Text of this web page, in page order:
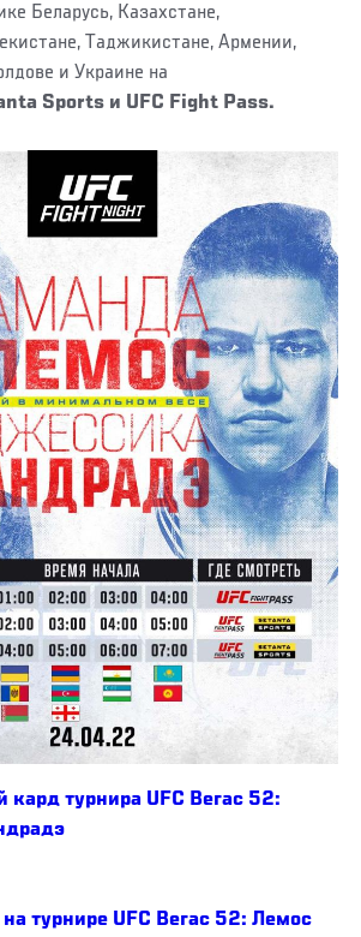
Беларусь, Казахстане,
Таджикистане, Армении,
и Украине на
Sports и UFC Fight Pass.
кард турнира UFC Вегас 52:
турнире UFC Вегас 52: Лемос